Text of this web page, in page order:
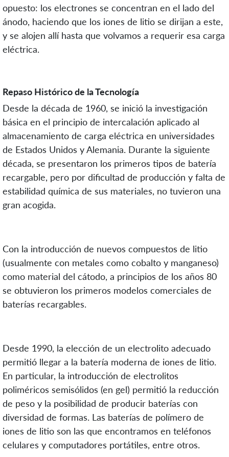
opuesto: los electrones se concentran en el lado del
ánodo, haciendo que los iones de litio se dirijan a este,
y se alojen allí hasta que volvamos a requerir esa carga
eléctrica.
Repaso Histórico de la Tecnología
Desde la década de 1960, se inició la investigación
básica en el principio de intercalación aplicado al
almacenamiento de carga eléctrica en universidades
de Estados Unidos y Alemania. Durante la siguiente
década, se presentaron los primeros tipos de batería
recargable, pero por dificultad de producción y falta de
estabilidad química de sus materiales, no tuvieron una
gran acogida.
Con la introducción de nuevos compuestos de litio
(usualmente con metales como cobalto y manganeso)
como material del cátodo, a principios de los años 80
se obtuvieron los primeros modelos comerciales de
baterías recargables.
Desde 1990, la elección de un electrolito adecuado
permitió llegar a la batería moderna de iones de litio.
En particular, la introducción de electrolitos
poliméricos semisólidos (en gel) permitió la reducción
de peso y la posibilidad de producir baterías con
diversidad de formas. Las baterías de polímero de
iones de litio son las que encontramos en teléfonos
celulares y computadores portátiles, entre otros.